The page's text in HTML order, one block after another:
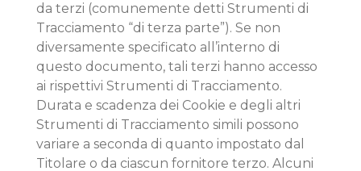
da terzi (comunemente detti Strumenti di
Tracciamento “di terza parte”). Se non
diversamente specificato all’interno di
questo documento, tali terzi hanno accesso
ai rispettivi Strumenti di Tracciamento.
Durata e scadenza dei Cookie e degli altri
Strumenti di Tracciamento simili possono
variare a seconda di quanto impostato dal
Titolare o da ciascun fornitore terzo. Alcuni